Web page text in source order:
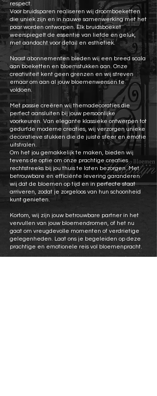
respect.
Voor bruidsparen realiseren wij droomboeketten
die uniek zijn en in nauwe samenwerking met het
paar worden ontworpen. Elk bruidsboeket
weerspiegelt de essentie van liefde en geluk,
met aandacht voor detail en esthetiek.
Naast abonnementen bieden wij een breed scala
aan boeketten en bloemstukken aan. Onze
creativiteit kent geen grenzen en wij streven
ernaar om aan al jouw bloemenwensen te
voldoen.
Met passie creëren wij themadecoraties die
perfect aansluiten bij jouw persoonlijke
voorkeuren. Van elegante klassieke ontwerpen tot
gedurfde moderne creaties, wij verzorgen unieke
decoratieve stukken die de juiste sfeer en emotie
uitstralen.
Om het jou gemakkelijk te maken, bieden wij
tevens de optie om onze prachtige creaties
rechtstreeks bij jou thuis te laten bezorgen. Met
betrouwbare en efficiënte levering garanderen
wij dat de bloemen op tijd en in perfecte staat
arriveren, zodat je zorgeloos van hun schoonheid
kunt genieten.
Kortom, wij zijn jouw betrouwbare partner in het
vervullen van jouw bloemendromen, of het nu
gaat om vreugdevolle momenten of verdrietige
gelegenheden. Laat ons je begeleiden op deze
prachtige en emotionele reis vol bloemenpracht.